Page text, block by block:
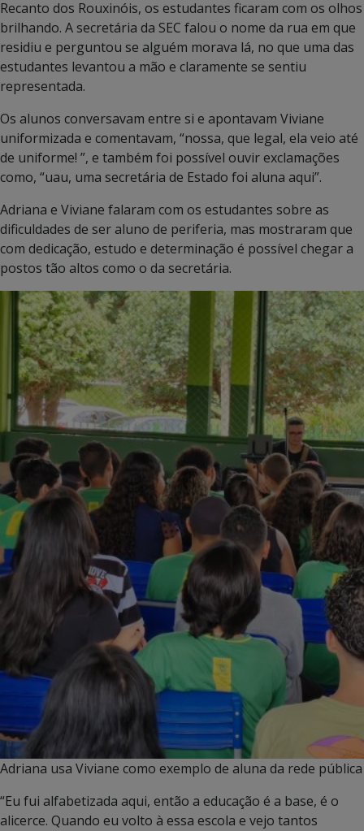
Recanto dos Rouxinóis, os estudantes ficaram com os olhos
brilhando. A secretária da SEC falou o nome da rua em que
residiu e perguntou se alguém morava lá, no que uma das
estudantes levantou a mão e claramente se sentiu
representada.
Os alunos conversavam entre si e apontavam Viviane
uniformizada e comentavam, “nossa, que legal, ela veio até
de uniforme! ”, e também foi possível ouvir exclamações
como, “uau, uma secretária de Estado foi aluna aqui”.
Adriana e Viviane falaram com os estudantes sobre as
dificuldades de ser aluno de periferia, mas mostraram que
com dedicação, estudo e determinação é possível chegar a
postos tão altos como o da secretária.
Adriana usa Viviane como exemplo de aluna da rede
“Eu fui alfabetizada aqui, então a educação é a base, é o
alicerce. Quando eu volto à essa escola e vejo tantos